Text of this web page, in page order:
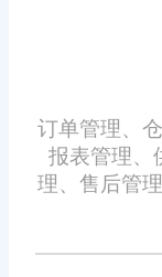
之提高
方面的
五、灵
旺店通
和定制
模和需
小型企
可以根
订单管理、
报表管理、
理、售后管